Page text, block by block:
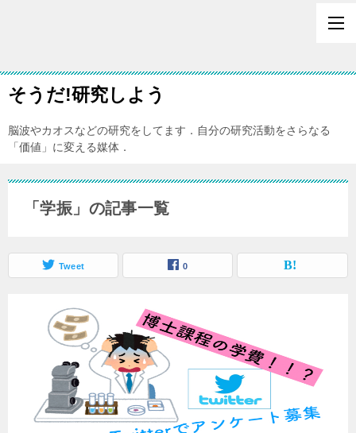
そうだ!研究しよう
脳波やカオスなどの研究をしてます．自分の研究活動をさらなる
「価値」に変える媒体．
「学振」の記事一覧
Tweet 0